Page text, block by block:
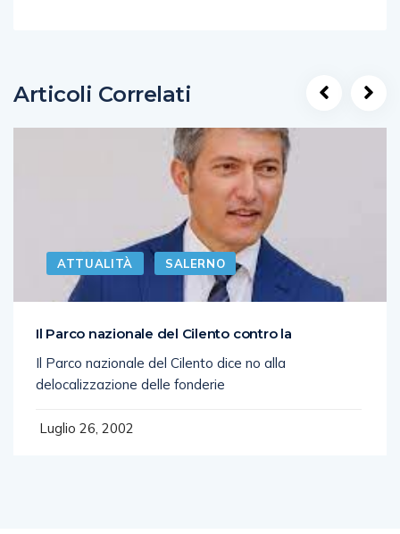
Articoli Correlati
ATTUALITÀ SALERNO
Il Parco nazionale del Cilento contro la
Il Parco nazionale del Cilento dice no alla
delocalizzazione delle fonderie
Luglio 26, 2002